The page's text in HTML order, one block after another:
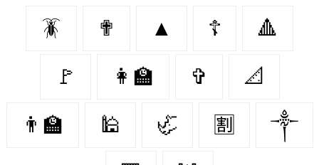
🪳 ✟ ▲ ☦ 🔺
🚩 👩‍🏫 ✞ 📐
👨‍🏫 🕌 🦏 🈹 ༒